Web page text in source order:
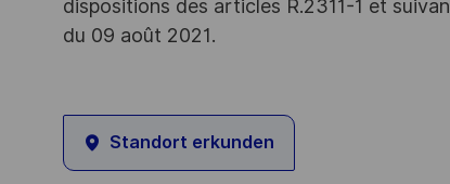
dispositions des articles R.2311-1 et
du 09 août 2021.
Standort erkunden